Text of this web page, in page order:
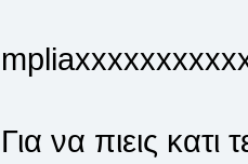
Για να πιεις